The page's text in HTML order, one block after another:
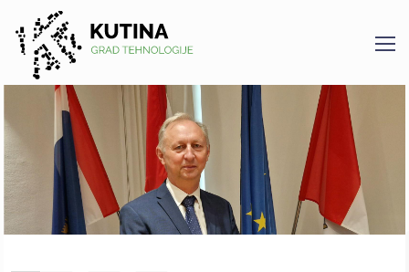
Kutina